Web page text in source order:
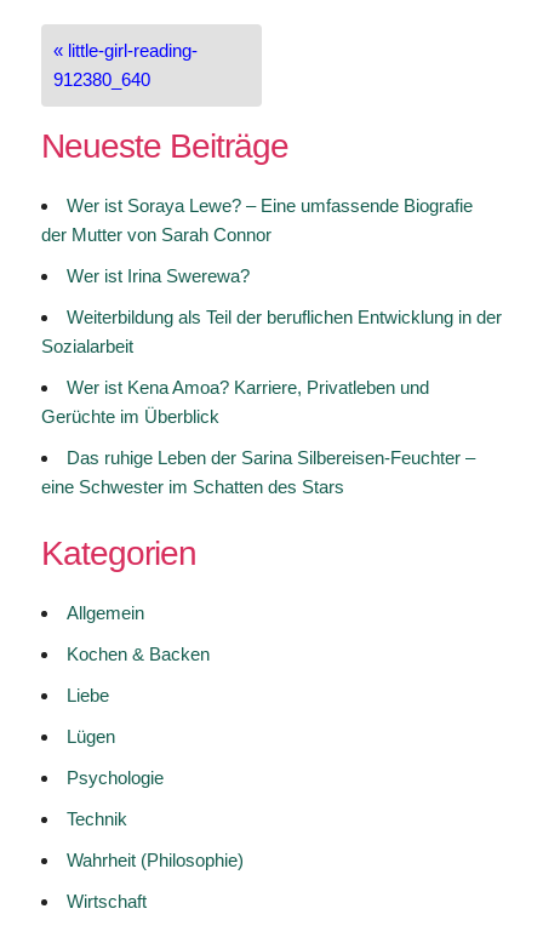
Beitragsnavigation
« little-girl-reading-
912380_640
Neueste Beiträge
Wer ist Soraya Lewe? – Eine umfassende Biografie
der Mutter von Sarah Connor
Wer ist Irina Swerewa?
Weiterbildung als Teil der beruflichen Entwicklung in der
Sozialarbeit
Wer ist Kena Amoa? Karriere, Privatleben und
Gerüchte im Überblick
Das ruhige Leben der Sarina Silbereisen-Feuchter –
eine Schwester im Schatten des Stars
Kategorien
Allgemein
Kochen & Backen
Liebe
Lügen
Psychologie
Technik
Wahrheit (Philosophie)
Wirtschaft